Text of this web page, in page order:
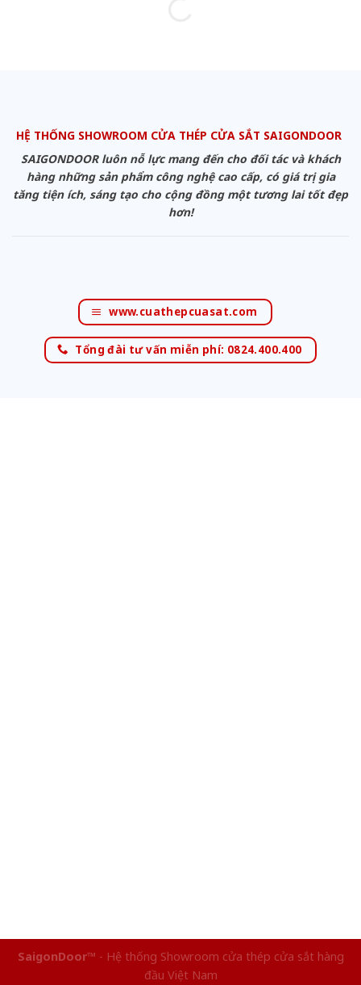
HỆ THỐNG SHOWROOM CỬA THÉP CỬA SẮT SAIGONDOOR
SAIGONDOOR luôn nỗ lực mang đến cho đối tác và khách
hàng những sản phẩm công nghệ cao cấp, có giá trị gia
tăng tiện ích, sáng tạo cho cộng đồng một tương lai tốt đẹp
hơn!
www.cuathepcuasat.com
Tổng đài tư vấn miễn phí: 0824.400.400
SaigonDoor™ - Hệ thống Showroom cửa thép cửa sắt hàng
đầu Việt Nam